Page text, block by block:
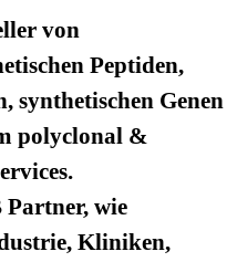
von
Peptiden,
synthetischen Genen
polyclonal &
wie
Kliniken,